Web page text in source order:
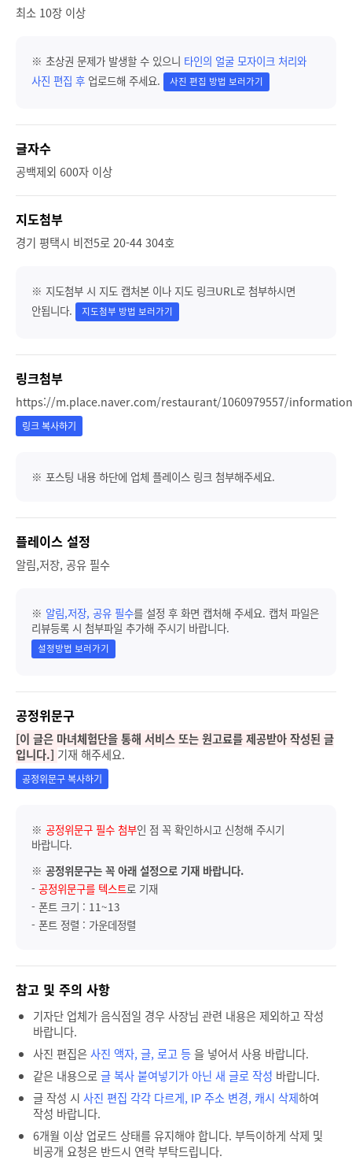
최소 10장 이상
※ 초상권 문제가 발생할 수 있으니 타인의 얼굴 모자이크 처리와
사진 편집 후 업로드해 주세요. 사진 편집 방법 보러가기
글자수
공백제외 600자 이상
지도첨부
경기 평택시 비전5로 20-44 304호
※ 지도첨부 시 지도 캡처본 이나 지도 링크URL로 첨부하시면
안됩니다.
지도첨부 방법 보러가기
링크첨부
https://m.place.naver.com/restaurant/1060979557/information
링크 복사하기
※ 포스팅 내용 하단에 업체 플레이스 링크 첨부해주세요.
플레이스 설정
알림,저장, 공유 필수
※ 알림,저장, 공유 필수를 설정 후 화면 캡처해 주세요. 캡처 파일은
리뷰등록 시 첨부파일 추가해 주시기 바랍니다.
설정방법 보러가기
공정위문구
[이 글은 마녀체험단을 통해 서비스 또는 원고료를 제공받아 작성된 글
입니다.] 기재 해주세요.
공정위문구 복사하기
※ 공정위문구 필수 첨부인 점 꼭 확인하시고 신청해 주시기
바랍니다.
※ 공정위문구는 꼭 아래 설정으로 기재 바랍니다.
- 공정위문구를 텍스트로 기재
- 폰트 크기 : 11~13
- 폰트 정렬 : 가운데정렬
참고 및 주의 사항
기자단 업체가 음식점일 경우 사장님 관련 내용은 제외하고 작성
바랍니다.
사진 편집은사진 액자, 글, 로고 등을 넣어서 사용 바랍니다.
같은 내용으로글 복사 붙여넣기가 아닌 새 글로 작성 바랍니다.
글 작성 시 사진 편집 각각 다르게, IP 주소 변경, 캐시 삭제하여
작성 바랍니다.
6개월 이상 업로드 상태를 유지해야 합니다. 부득이하게 삭제 및
비공개 요청은 반드시 연락 부탁드립니다.